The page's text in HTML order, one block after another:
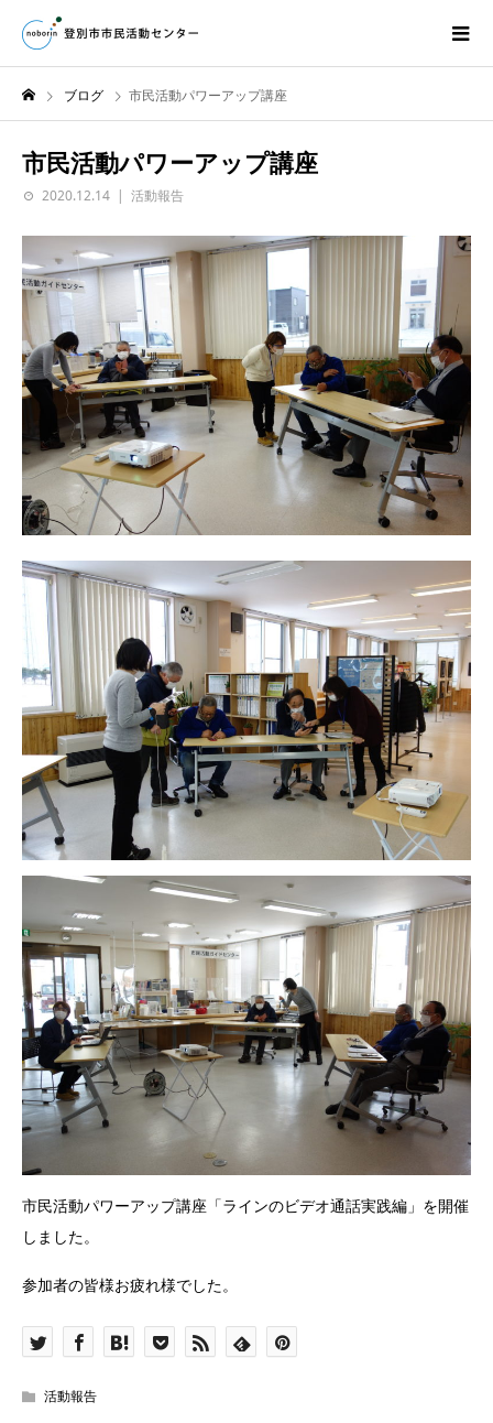
ブログ 市民活動パワーアップ講座
市民活動パワーアップ講座
2020.12.14 活動報告
市民活動パワーアップ講座「ラインのビデオ通話実践編」を開催
しました。
参加者の皆様お疲れ様でした。
活動報告